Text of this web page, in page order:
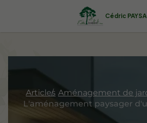
Cédric
Articles Aménagement de